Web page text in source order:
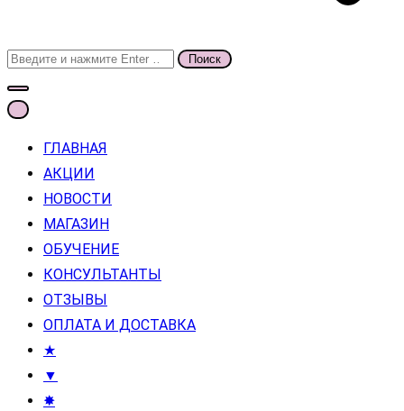
Поиск
для:
ГЛАВНАЯ
АКЦИИ
НОВОСТИ
МАГАЗИН
ОБУЧЕНИЕ
КОНСУЛЬТАНТЫ
ОТЗЫВЫ
ОПЛАТА И ДОСТАВКА
★
▼
✸